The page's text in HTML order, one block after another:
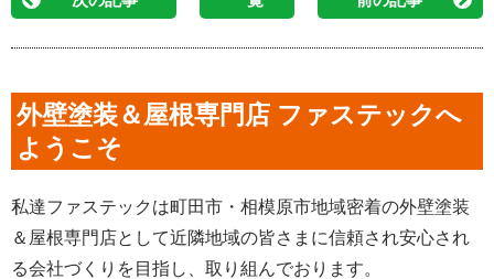
外壁塗装＆屋根専門店 ファステックへ
ようこそ
私達ファステックは町田市・相模原市地域密着の外壁塗装
＆屋根専門店として近隣地域の皆さまに信頼され安心され
る会社づくりを目指し、取り組んでおります。